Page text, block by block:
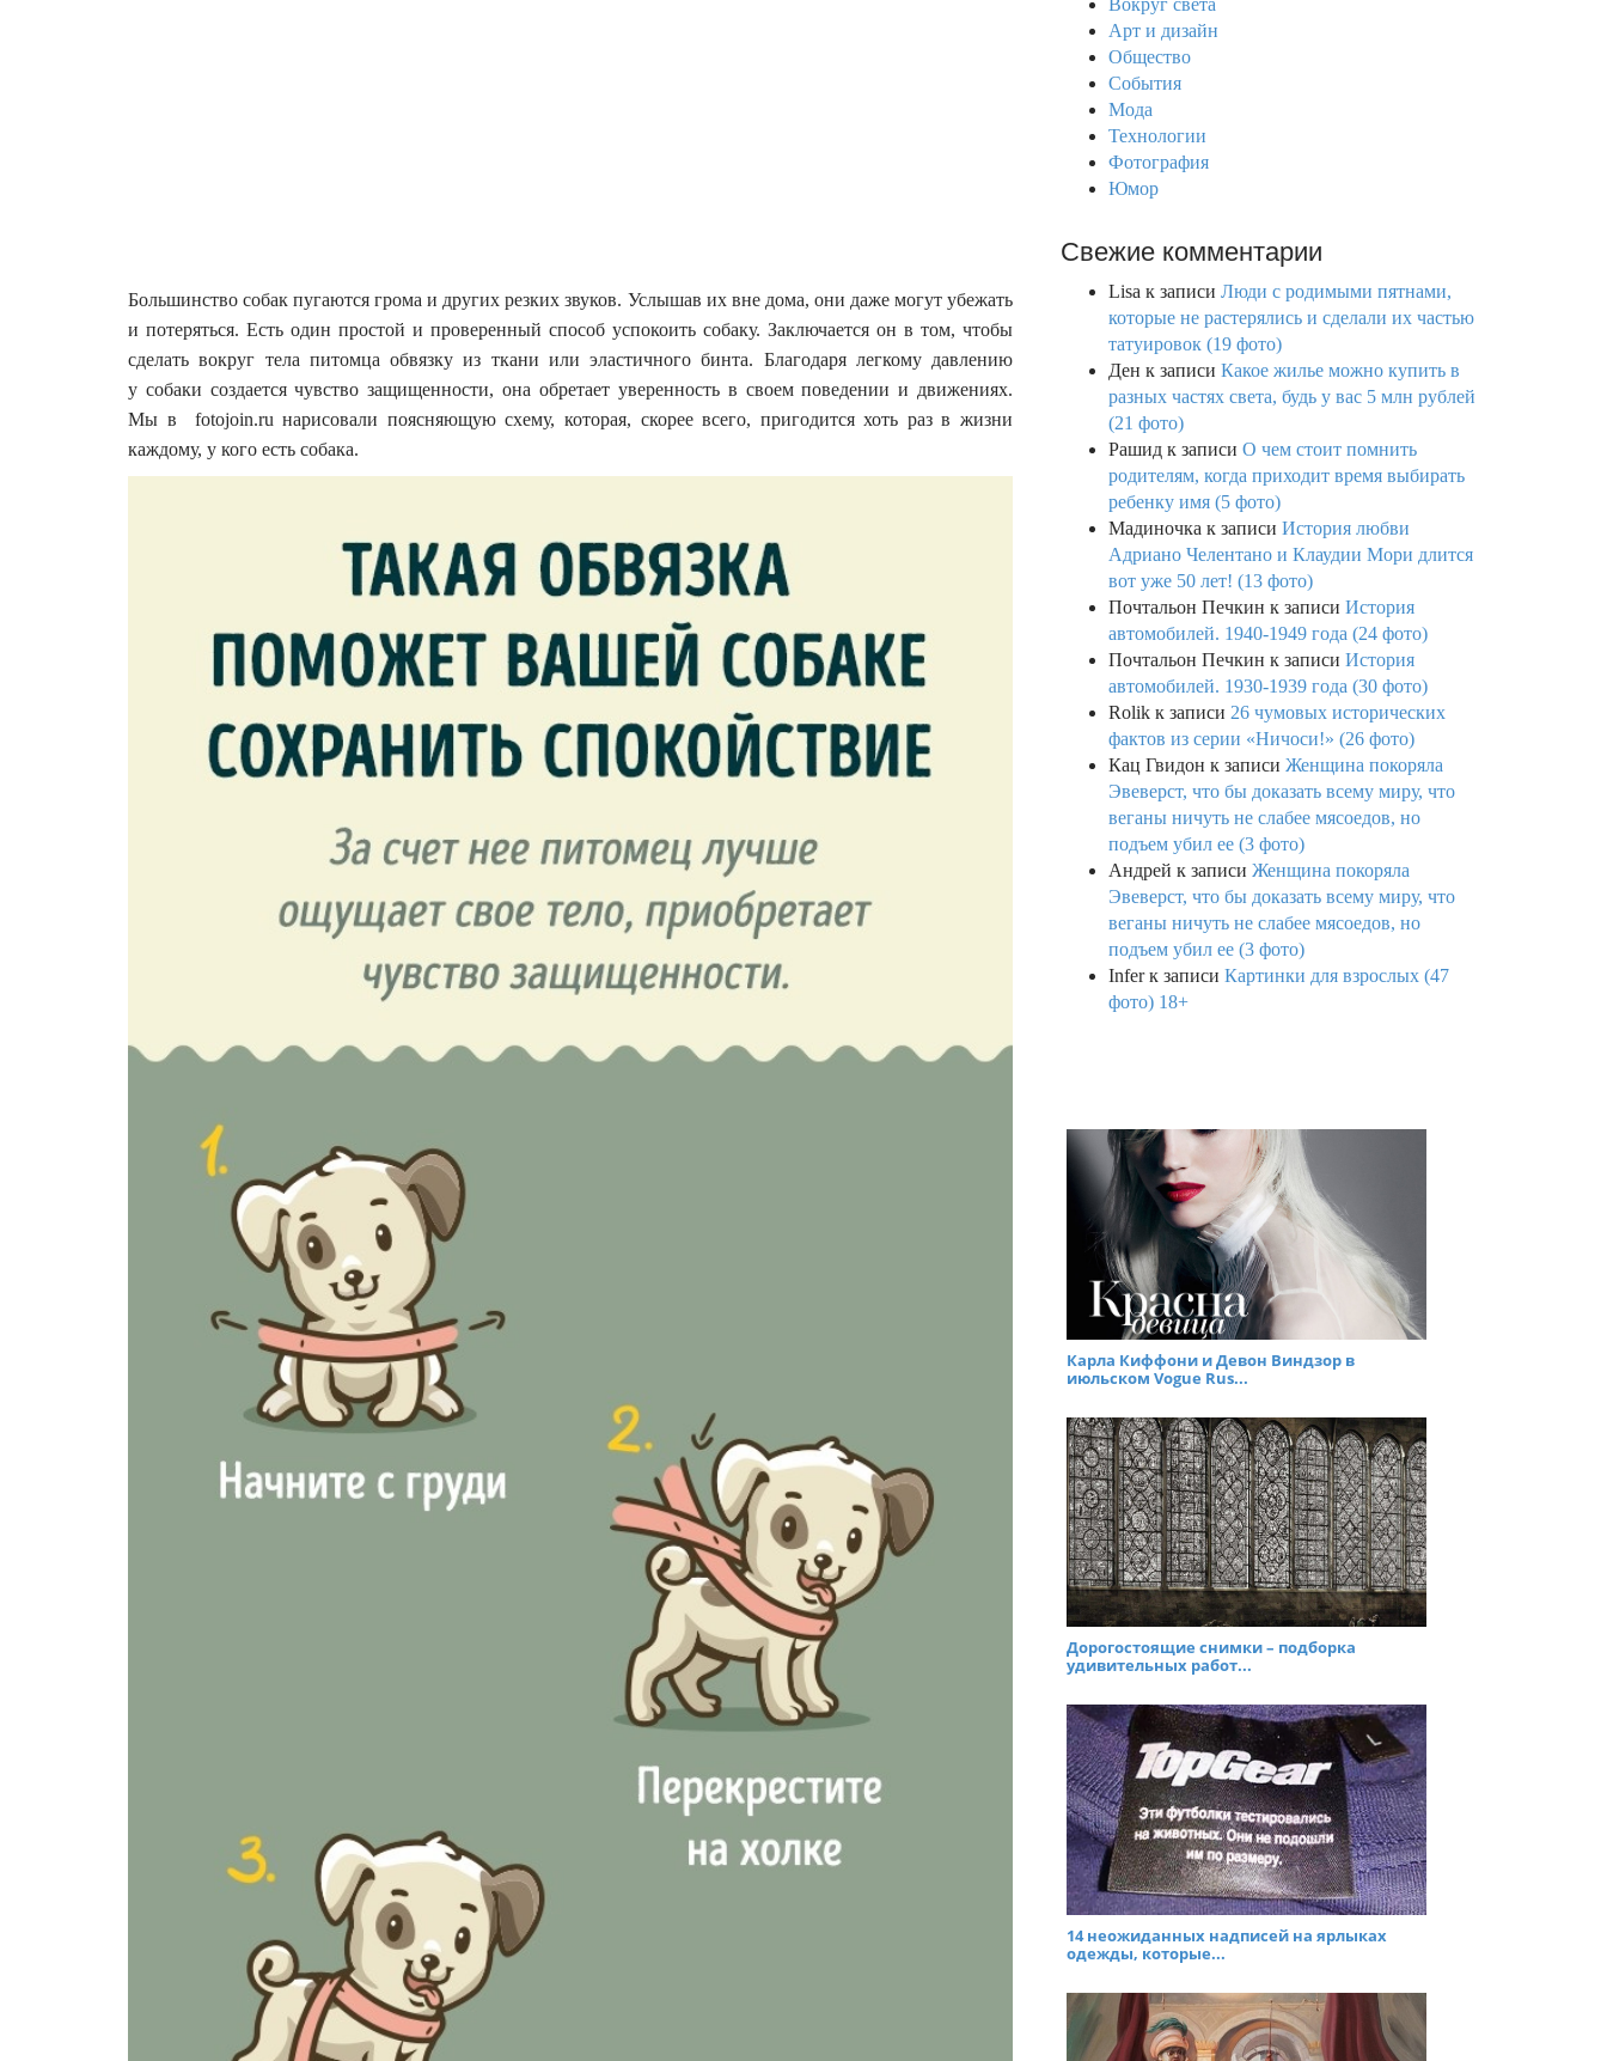
Большинство собак пугаются грома и других резких звуков. Услышав их вне дома, они даже могут убежать
и потеряться. Есть один простой и проверенный способ успокоить собаку. Заключается он в том, чтобы
сделать вокруг тела питомца обвязку из ткани или эластичного бинта. Благодаря легкому давлению
у собаки создается чувство защищенности, она обретает уверенность в своем поведении и движениях.
Мы в fotojoin.ru нарисовали поясняющую схему, которая, скорее всего, пригодится хоть раз в жизни
каждому, у кого есть собака.
Вокруг света
Арт и дизайн
Общество
События
Мода
Технологии
Фотография
Юмор
Свежие комментарии
Lisa к записи Люди с родимыми пятнами,
которые не растерялись и сделали их частью
татуировок (19 фото)
Ден к записи Какое жилье можно купить в
разных частях света, будь у вас 5 млн рублей
(21 фото)
Рашид к записи О чем стоит помнить
родителям, когда приходит время выбирать
ребенку имя (5 фото)
Мадиночка к записи История любви
Адриано Челентано и Клаудии Мори длится
вот уже 50 лет! (13 фото)
Почтальон Печкин к записи История
автомобилей. 1940-1949 года (24 фото)
Почтальон Печкин к записи История
автомобилей. 1930-1939 года (30 фото)
Rolik к записи 26 чумовых исторических
фактов из серии «Ничоси!» (26 фото)
Кац Гвидон к записи Женщина покоряла
Эвеверст, что бы доказать всему миру, что
веганы ничуть не слабее мясоедов, но
подъем убил ее (3 фото)
Андрей к записи Женщина покоряла
Эвеверст, что бы доказать всему миру, что
веганы ничуть не слабее мясоедов, но
подъем убил ее (3 фото)
Inferк записи Картинки для взрослых (47
фото) 18+
Карла Киффони и Девон Виндзор в
июльском Vogue Rus...
Дорогостоящие снимки – подборка
удивительных работ...
14 неожиданных надписей на ярлыках
одежды, которые...